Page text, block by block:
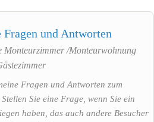
und Antworten
Monteurzimmer /Monteurwohnung
Fragen und Antworten zum
Sie eine Frage, wenn Sie ein
haben, das auch andere Besucher